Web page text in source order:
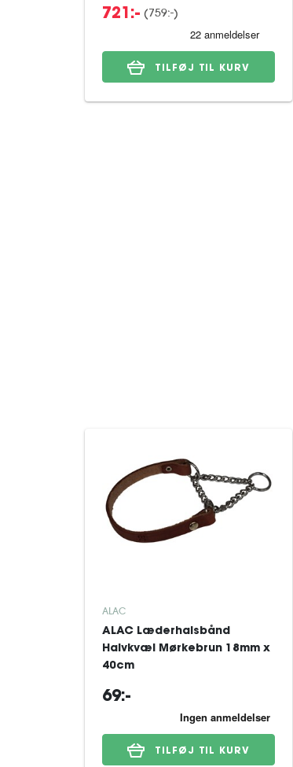
721:- (759:-)
TILFØJ TIL KURV
ALAC
ALAC Læderhalsbånd
Halvkvæl Mørkebrun 18mm x
40cm
69:-
TILFØJ TIL KURV